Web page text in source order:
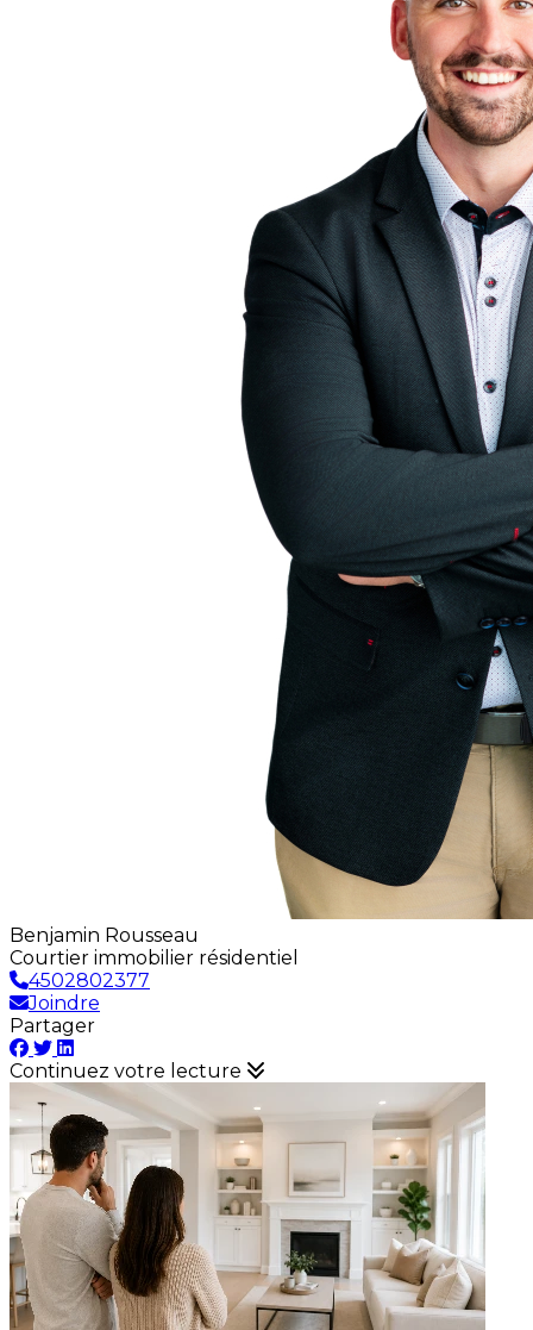
Benjamin Rousseau
Courtier immobilier résidentiel
4502802377
Joindre
Partager
Continuez votre lecture